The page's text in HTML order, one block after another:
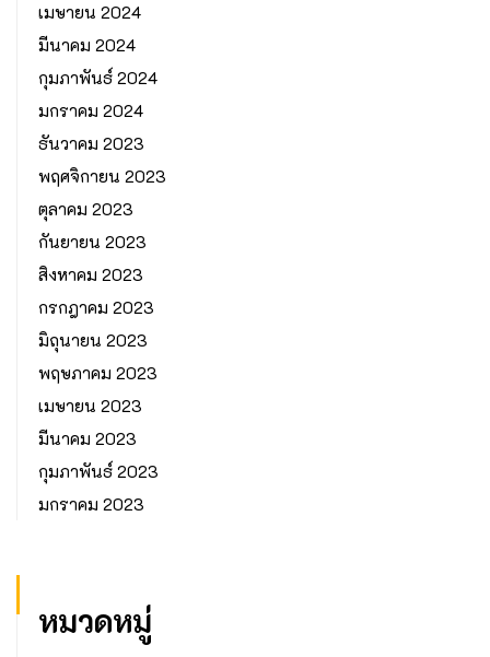
เมษายน 2024
มีนาคม 2024
กุมภาพันธ์ 2024
มกราคม 2024
ธันวาคม 2023
พฤศจิกายน 2023
ตุลาคม 2023
กันยายน 2023
สิงหาคม 2023
กรกฎาคม 2023
มิถุนายน 2023
พฤษภาคม 2023
เมษายน 2023
มีนาคม 2023
กุมภาพันธ์ 2023
มกราคม 2023
หมวดหมู่